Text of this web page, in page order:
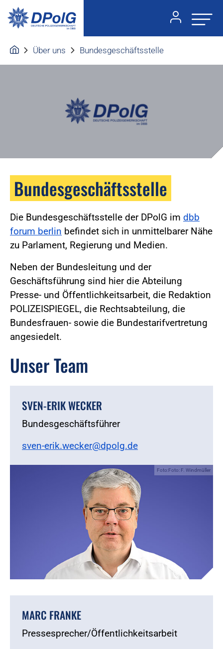
Über uns Bundesgeschäftsstelle
Bundesgeschäftsstelle
Die Bundesgeschäftsstelle der DPolG im dbb
forum berlin befindet sich in unmittelbarer Nähe
zu Parlament, Regierung und Medien.
Neben der Bundesleitung und der
Geschäftsführung sind hier die Abteilung
Presse- und Öffentlichkeitsarbeit, die Redaktion
POLIZEISPIEGEL, die Rechtsabteilung, die
Bundesfrauen- sowie die Bundestarifvertretung
angesiedelt.
Unser Team
SVEN-ERIK WECKER
Bundesgeschäftsführer
sven-erik.wecker@dpolg.de
Foto:Foto: F. Windmüller
MARC FRANKE
Pressesprecher/Öffentlichkeitsarbeit